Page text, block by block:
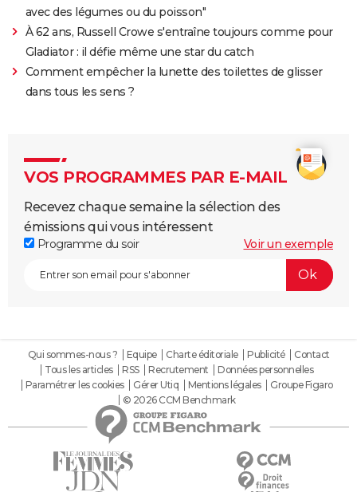
avec des légumes ou du poisson"
À 62 ans, Russell Crowe s'entraîne toujours comme pour
Gladiator : il défie même une star du catch
Comment empêcher la lunette des toilettes de glisser
dans tous les sens ?
VOS PROGRAMMES PAR E-MAIL
Recevez chaque semaine la sélection des
émissions qui vous intéressent
Programme du soir Voir un exemple
Qui sommes-nous ? Equipe Charte éditoriale Publicité
Contact
Tous les articles
RSS Recrutement
Données personnelles
Paramétrer les cookies
Gérer Utiq Mentions légales
Groupe Figaro
© 2026 CCM Benchmark